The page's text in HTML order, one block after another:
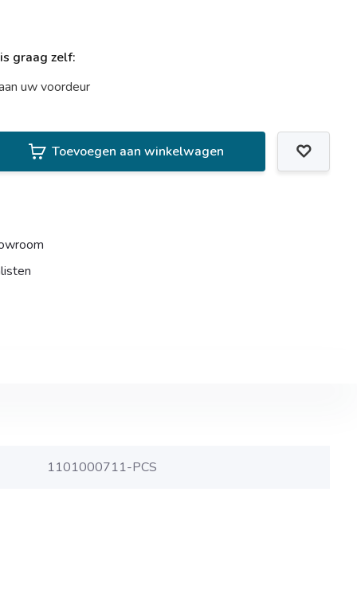
graag zelf:
uw voordeur
Toevoegen aan winkelwagen
1101000711-PCS